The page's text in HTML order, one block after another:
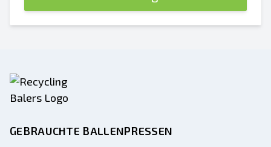
GEBRAUCHTE BALLENPRESSEN